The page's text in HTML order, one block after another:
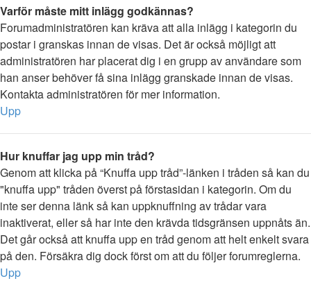
Varför måste mitt inlägg godkännas?
Forumadministratören kan kräva att alla inlägg i kategorin du
postar i granskas innan de visas. Det är också möjligt att
administratören har placerat dig i en grupp av användare som
han anser behöver få sina inlägg granskade innan de visas.
Kontakta administratören för mer information.
Upp
Hur knuffar jag upp min tråd?
Genom att klicka på “Knuffa upp tråd”-länken i tråden så kan du
"knuffa upp" tråden överst på förstasidan i kategorin. Om du
inte ser denna länk så kan uppknuffning av trådar vara
inaktiverat, eller så har inte den krävda tidsgränsen uppnåts än.
Det går också att knuffa upp en tråd genom att helt enkelt svara
på den. Försäkra dig dock först om att du följer forumreglerna.
Upp